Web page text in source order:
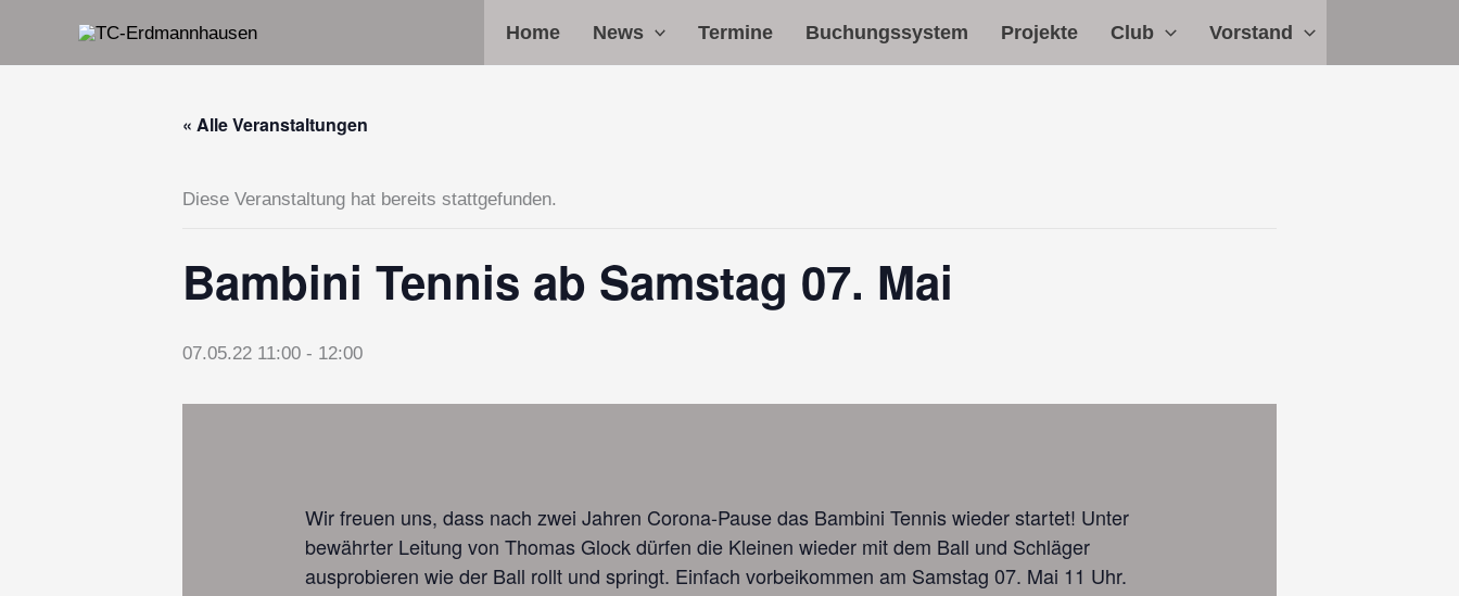
Home News Termine Buchungssystem Projekte Club Vorstand
« Alle Veranstaltungen
Diese Veranstaltung hat bereits stattgefunden.
Bambini Tennis ab Samstag 07. Mai
07.05.22 11:00 - 12:00
Wir freuen uns, dass nach zwei Jahren Corona-Pause das Bambini Tennis wieder startet! Unter
bewährter Leitung von Thomas Glock dürfen die Kleinen wieder mit dem Ball und Schläger
ausprobieren wie der Ball rollt und springt. Einfach vorbeikommen am Samstag 07. Mai 11 Uhr.